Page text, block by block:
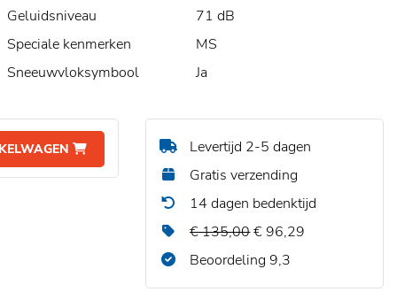
Geluidsniveau
71 dB
Speciale kenmerken
MS
Sneeuwvloksymbool
Ja
Levertijd 2-5 dagen
Gratis verzending
14 dagen bedenktijd
€ 135,00€ 96,29
Beoordeling 9,3